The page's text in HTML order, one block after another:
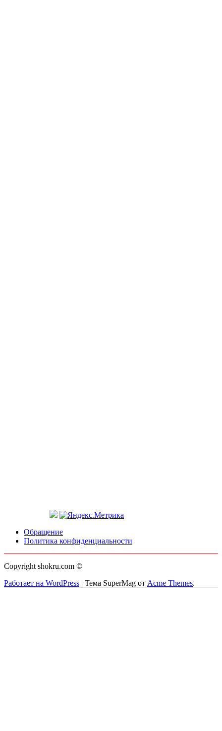
Обращение
Политика конфиденциальности
Copyright shokru.com ©
Работает на WordPress | Тема SuperMag от Acme Themes.